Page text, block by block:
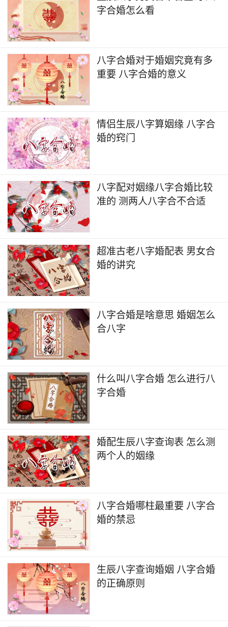
字合婚怎么看
八字合婚对于婚姻究竟有多
重要 八字合婚的意义
情侣生辰八字算姻缘 八字合
婚的窍门
八字配对姻缘八字合婚比较
准的 测两人八字合不合适
超准古老八字婚配表 男女合
婚的讲究
八字合婚是啥意思 婚姻怎么
合八字
什么叫八字合婚 怎么进行八
字合婚
婚配生辰八字查询表 怎么测
两个人的姻缘
八字合婚哪柱最重要 八字合
婚的禁忌
生辰八字查询婚姻 八字合婚
的正确原则